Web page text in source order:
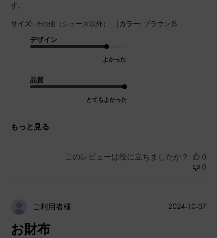
す。
サイズ: その他（シューズ以外） | カラー: ブラウン系
デザイン
よかった
品質
とてもよかった
もっと見る
このレビューは役に立ちましたか？
0
0
ご利用者様
お財布
公
2024-10-07